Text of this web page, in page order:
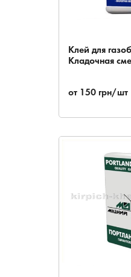
Клей для
Кладочная
от 150 грн/шт